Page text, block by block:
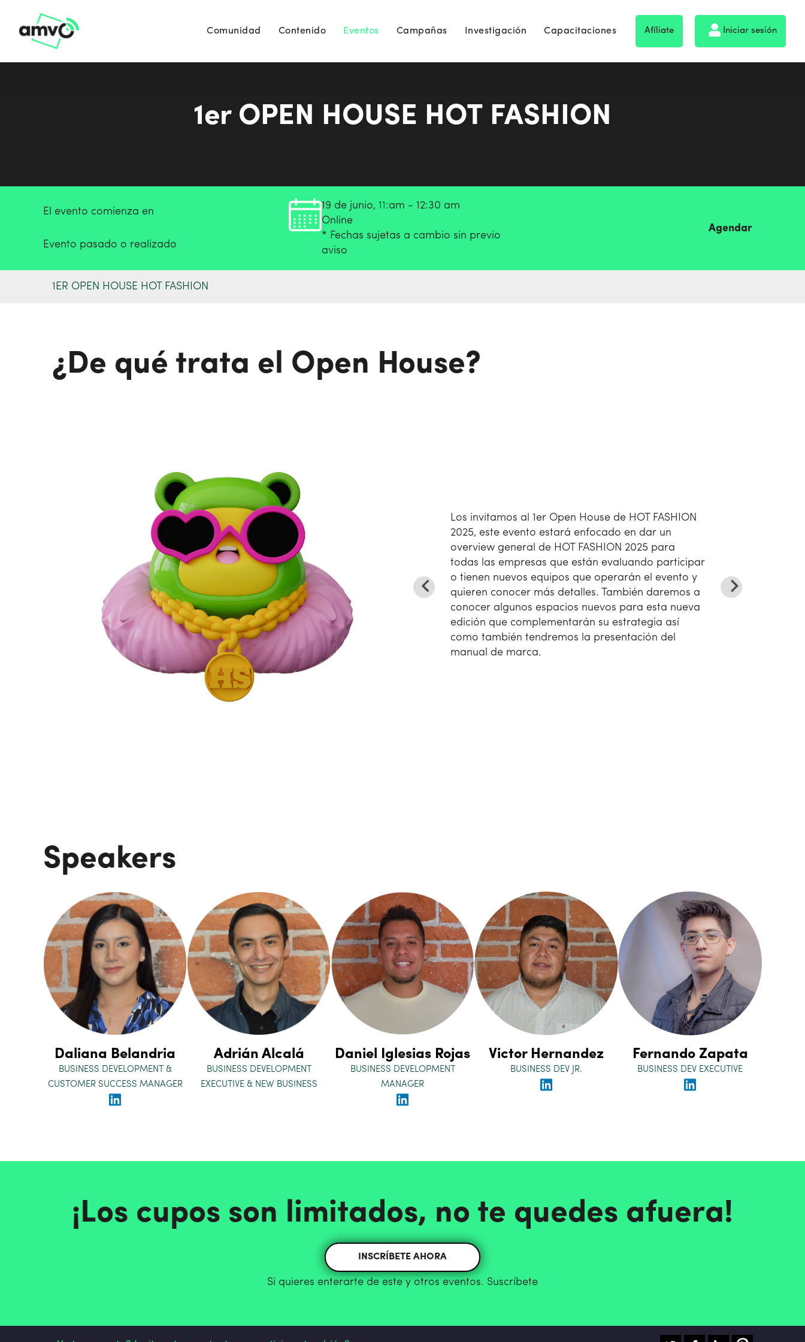
Comunidad Contenido Eventos Campañas Investigación Capacitaciones Afíliate Iniciar sesión
1er OPEN HOUSE HOT FASHION
El evento comienza en
Evento pasado o realizado
19 de junio, 11:am - 12:30 am
Online
* Fechas sujetas a cambio sin previo
aviso
Agendar
1ER OPEN HOUSE HOT FASHION
¿De qué trata el Open House?
Los invitamos al 1er Open House de HOT FASHION
2025, este evento estará enfocado en dar un
overview general de HOT FASHION 2025 para
todas las empresas que están evaluando participar
o tienen nuevos equipos que operarán el evento y
quieren conocer más detalles. También daremos a
conocer algunos espacios nuevos para esta nueva
edición que complementarán su estrategia así
como también tendremos la presentación del
manual de marca.
Speakers
Daliana Belandria
BUSINESS DEVELOPMENT &
CUSTOMER SUCCESS MANAGER
Adrián Alcalá
BUSINESS DEVELOPMENT
EXECUTIVE & NEW BUSINESS
Daniel Iglesias Rojas
BUSINESS DEVELOPMENT
MANAGER
Victor Hernandez
BUSINESS DEV JR.
Fernando Zapata
BUSINESS DEV EXECUTIVE
¡Los cupos son limitados, no te quedes afuera!
INSCRÍBETE AHORA
Si quieres enterarte de este y otros eventos. Suscríbete